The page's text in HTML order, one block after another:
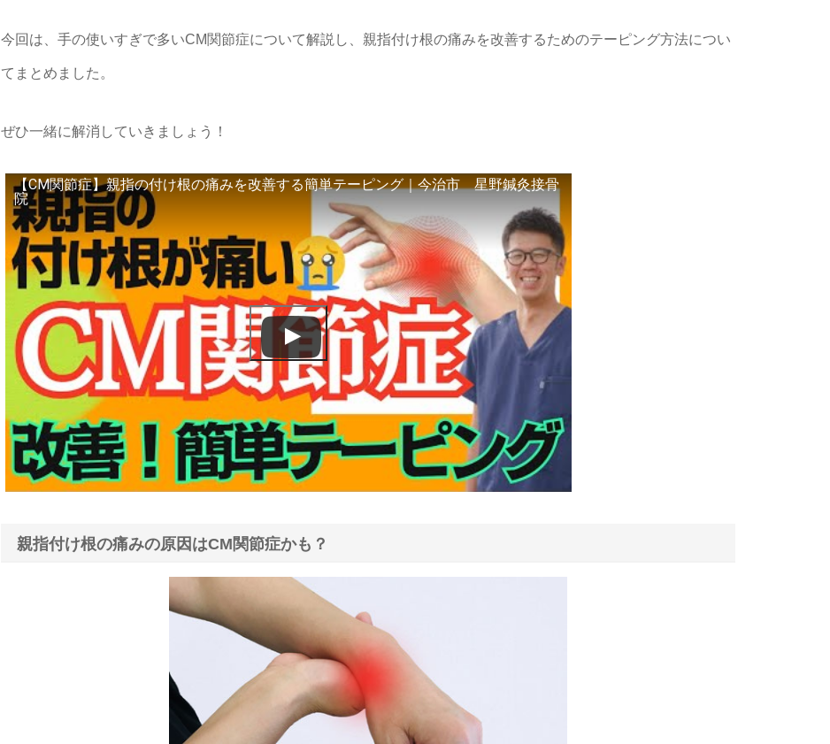
今回は、手の使いすぎで多いCM関節症について解説し、親指付け根の痛みを改善するためのテーピング方法につい
てまとめました。
ぜひ一緒に解消していきましょう！
【CM関節症】親指の付け根の痛みを改善する簡単テーピング｜今治市 星野鍼灸接骨
院
親指付け根の痛みの原因はCM関節症かも？